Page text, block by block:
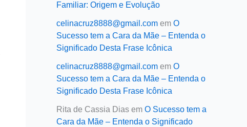
Familiar: Origem e Evolução
celinacruz8888@gmail.com em O
Sucesso tem a Cara da Mãe – Entenda o
Significado Desta Frase Icônica
celinacruz8888@gmail.com em O
Sucesso tem a Cara da Mãe – Entenda o
Significado Desta Frase Icônica
Rita de Cassia Dias em O Sucesso tem a
Cara da Mãe – Entenda o Significado